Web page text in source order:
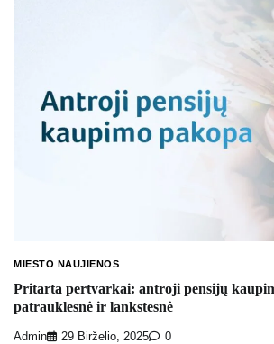
MIESTO NAUJIENOS
Pritarta pertvarkai: antroji pensijų
patrauklesnė ir lankstesnė
Admin 29 Birželio, 2025 0